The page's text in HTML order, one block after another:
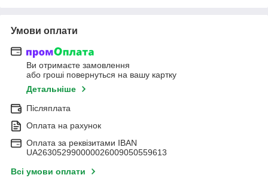
Умови оплати
Ви отримаєте замовлення
або гроші повернуться на вашу картку
Детальніше
Післяплата
Оплата на рахунок
Оплата за реквізитами IBAN
UA263052990000026009050559613
Всі умови оплати